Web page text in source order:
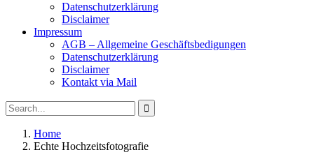
Datenschutzerklärung
Disclaimer
Impressum
AGB – Allgemeine Geschäftsbedigungen
Datenschutzerklärung
Disclaimer
Kontakt via Mail
Search
Search
for:
Home
Posts
Echte Hochzeitsfotografie